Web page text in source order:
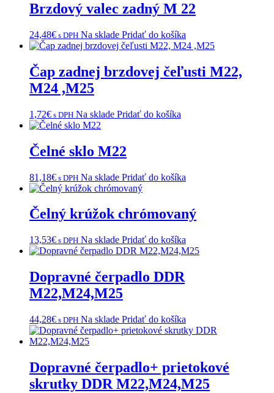
Brzdový valec zadný M 22
24,48€ s DPH Na sklade Pridať do košíka
Čap zadnej brzdovej čeľusti M22,
M24 ,M25
1,72€ s DPH Na sklade Pridať do košíka
Čelné sklo M22
81,18€ s DPH Na sklade Pridať do košíka
Čelný krúžok chrómovaný
13,53€ s DPH Na sklade Pridať do košíka
Dopravné čerpadlo DDR
M22,M24,M25
44,28€ s DPH Na sklade Pridať do košíka
Dopravné čerpadlo+ prietokové
skrutky DDR M22,M24,M25